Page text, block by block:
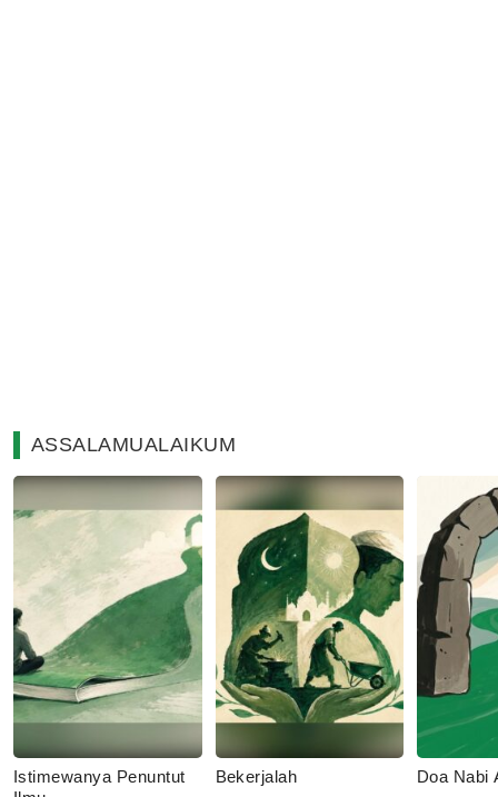
ASSALAMUALAIKUM
Istimewanya Penuntut
Bekerjalah Doa Nabi